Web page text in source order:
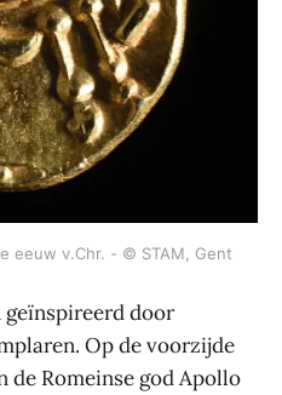
eeuw v.Chr. - © STAM, Gent
door
Op de voorzijde
de Romeinse god Apollo